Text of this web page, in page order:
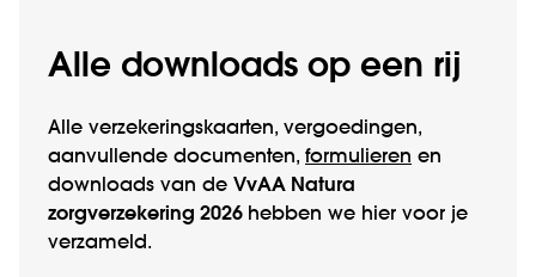
Alle downloads op een rij
Alle verzekeringskaarten, vergoedingen,
aanvullende documenten, formulieren en
downloads van de VvAA Natura
zorgverzekering 2026 hebben we hier voor je
verzameld.